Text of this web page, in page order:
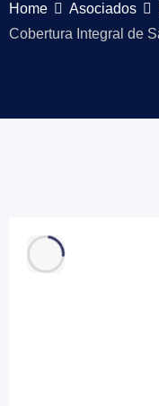
Home Asociados
Cobertura Integral de